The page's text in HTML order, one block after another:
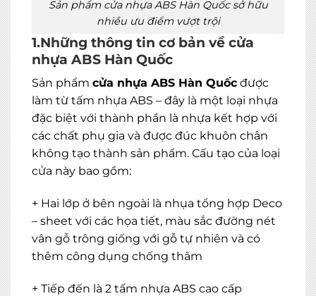
Sản phẩm cửa nhựa ABS Hàn Quốc sở hữu
nhiều ưu điểm vượt trội
1.Những thông tin cơ bản về cửa
nhựa ABS Hàn Quốc
Sản phẩm cửa nhựa ABS Hàn Quốc được
làm từ tấm nhựa ABS – đây là một loại nhựa
đặc biệt với thành phần là nhựa kết hợp với
các chất phụ gia và được đúc khuôn chân
không tạo thành sản phẩm. Cấu tạo của loại
cửa này bao gồm:
+ Hai lớp ở bên ngoài là nhụa tổng hợp Deco
– sheet với các họa tiết, màu sắc đường nét
vân gỗ trông giống với gỗ tự nhiên và có
thêm công dụng chống thâm
+ Tiếp đến là 2 tấm nhựa ABS cao cấp